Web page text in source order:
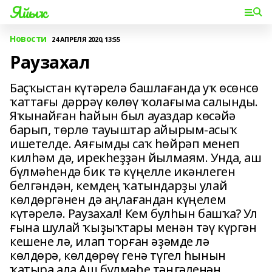
Яйыҡ
Новости 24 АПРЕЛЯ 2020, 13:55
Раузахал
Баҫҡыстан күтәрелә башлағанда уҡ өсөнсө
ҡаттағы дәррәү көлөү ҡолағыма салынды.
Яҡынайған һайын был ауаздар көсәйә
барып, төрлө тауыштар айырым-асыҡ
ишетелде. Аяғымды саҡ һөйрәп менеп
килһәм дә, ирекһеҙҙән йылмаям. Унда, аш
бүлмәһендә бик тә күңелле икәнлеген
белгәндән, кемдең ҡатындарҙы улай
көлдөргәнен дә аңлағандан күңелем
күтәрелә. Раузахал! Кем булһын башҡа? Ул
ғына шулай ҡыҙыҡтары менән тәү күргән
кешене лә, илап торған әҙәмде лә
көлдөрә, көлдөрөү генә түгел һынын